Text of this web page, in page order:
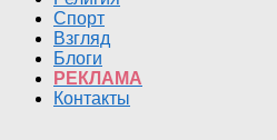
Спорт
Взгляд
Блоги
РЕКЛАМА
Контакты